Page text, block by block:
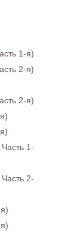
1-я)
2-я)
2-я)
1-
2-